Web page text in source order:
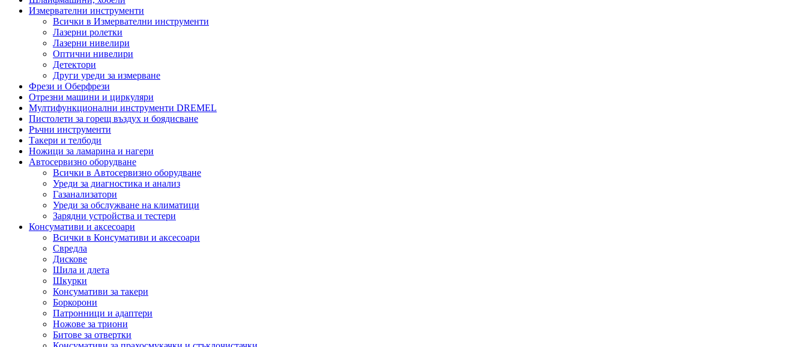
Измервателни инструменти
Всички в Измервателни инструменти
Лазерни ролетки
Лазерни нивелири
Оптични нивелири
Детектори
Други уреди за измерване
Фрези и Оберфрези
Отрезни машини и циркуляри
Мултифункционални инструменти DREMEL
Пистолети за горещ въздух и боядисване
Ръчни инструменти
Такери и телбоди
Ножици за ламарина и нагери
Автосервизно оборудване
Всички в Автосервизно оборудване
Уреди за диагностика и анализ
Газанализатори
Уреди за обслужване на климатици
Зарядни устройства и тестери
Консумативи и аксесоари
Всички в Консумативи и аксесоари
Свредла
Дискове
Шила и длета
Шкурки
Консумативи за такери
Боркорони
Патронници и адаптери
Ножове за триони
Битове за отвертки